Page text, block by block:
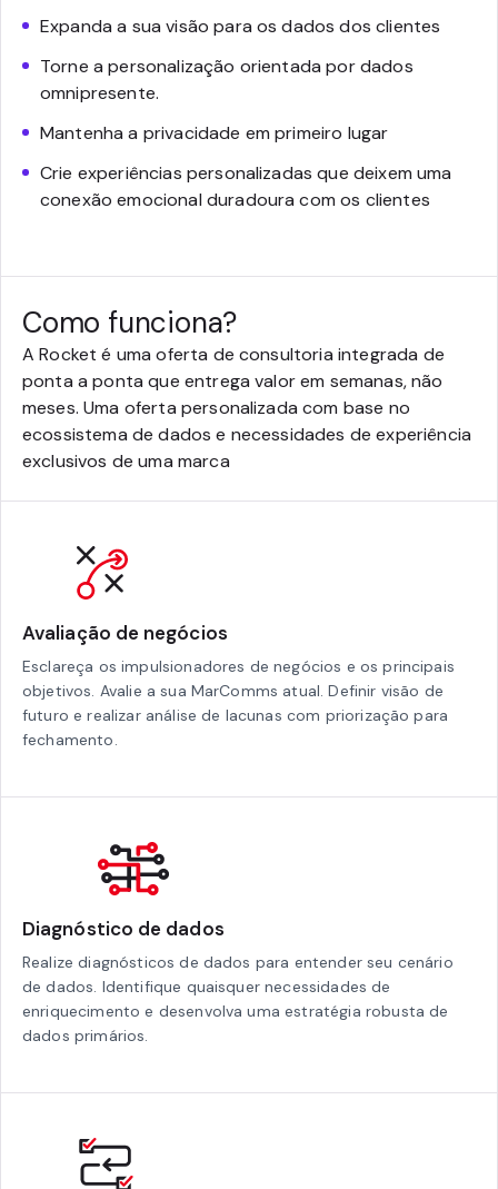
Expanda a sua visão para os dados dos clientes
Torne a personalização orientada por dados
omnipresente.
Mantenha a privacidade em primeiro lugar
Crie experiências personalizadas que deixem uma
conexão emocional duradoura com os clientes
Como funciona?
A Rocket é uma oferta de consultoria integrada de
ponta a ponta que entrega valor em semanas, não
meses. Uma oferta personalizada com base no
ecossistema de dados e necessidades de experiência
exclusivos de uma marca
Avaliação de negócios
Esclareça os impulsionadores de negócios e os principais
objetivos. Avalie a sua MarComms atual. Definir visão de
futuro e realizar análise de lacunas com priorização para
fechamento.
Diagnóstico de dados
Realize diagnósticos de dados para entender seu cenário
de dados. Identifique quaisquer necessidades de
enriquecimento e desenvolva uma estratégia robusta de
dados primários.